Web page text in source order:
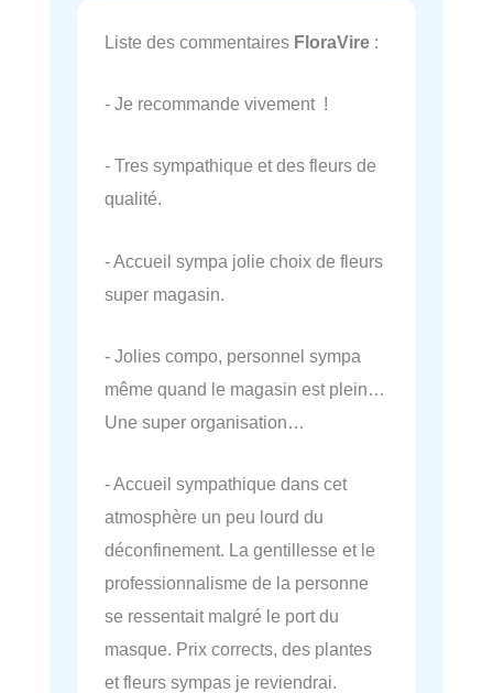
Liste des commentaires FloraVire :
- Je recommande vivement !
- Tres sympathique et des fleurs de
qualité.
- Accueil sympa jolie choix de fleurs
super magasin.
- Jolies compo, personnel sympa
même quand le magasin est plein…
Une super organisation…
- Accueil sympathique dans cet
atmosphère un peu lourd du
déconfinement. La gentillesse et le
professionnalisme de la personne
se ressentait malgré le port du
masque. Prix corrects, des plantes
et fleurs sympas je reviendrai.